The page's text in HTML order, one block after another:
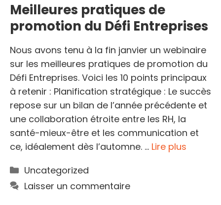
Meilleures pratiques de
promotion du Défi Entreprises
Nous avons tenu à la fin janvier un webinaire
sur les meilleures pratiques de promotion du
Défi Entreprises. Voici les 10 points principaux
à retenir : Planification stratégique : Le succès
repose sur un bilan de l’année précédente et
une collaboration étroite entre les RH, la
santé-mieux-être et les communication et
ce, idéalement dès l’automne. … Lire plus
Catégories
Uncategorized
Laisser un commentaire